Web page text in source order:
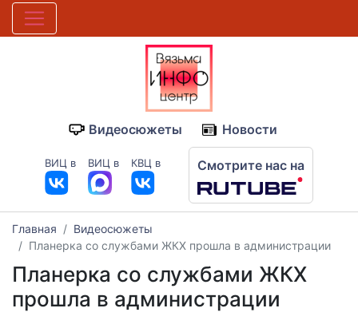
Видеосюжеты Новости
ВИЦ в ВИЦ в КВЦ в Смотрите нас на
Главная
Видеосюжеты
Планерка со службами ЖКХ прошла в администрации
Планерка со службами ЖКХ
прошла в администрации